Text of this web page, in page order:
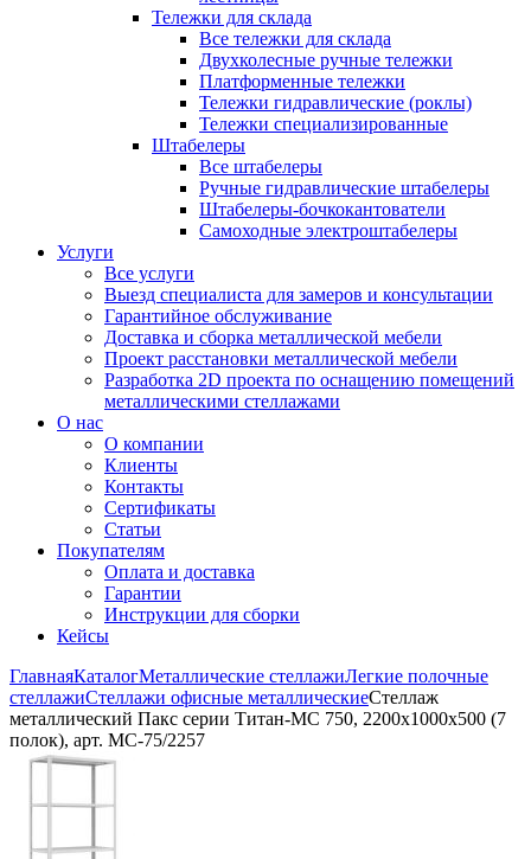
Тележки для склада
Все тележки для склада
Двухколесные ручные тележки
Платформенные тележки
Тележки гидравлические (роклы)
Тележки специализированные
Штабелеры
Все штабелеры
Ручные гидравлические штабелеры
Штабелеры-бочкокантователи
Самоходные электроштабелеры
Услуги
Все услуги
Выезд специалиста для замеров и консультации
Гарантийное обслуживание
Доставка и сборка металлической мебели
Проект расстановки металлической мебели
Разработка 2D проекта по оснащению помещений
металлическими стеллажами
О нас
О компании
Клиенты
Контакты
Сертификаты
Статьи
Покупателям
Оплата и доставка
Гарантии
Инструкции для сборки
Кейсы
ГлавнаяКаталогМеталлические стеллажиЛегкие полочные
стеллажиСтеллажи офисные металлическиеСтеллаж
металлический Пакс серии Титан-МС 750, 2200x1000x500 (7
полок), арт. МС-75/2257